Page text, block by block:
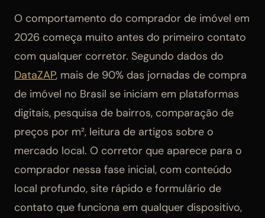
O comportamento do comprador de imóvel em
2026 começa muito antes do primeiro contato
com qualquer corretor. Segundo dados do
DataZAP, mais de 90% das jornadas de compra
de imóvel no Brasil se iniciam em plataformas
digitais, pesquisa de bairros, comparação de
preços por m², leitura de artigos sobre o
mercado local. O corretor que aparece para o
comprador nessa fase inicial, com conteúdo
local profundo, site rápido e formulário de
contato que funciona em qualquer dispositivo,